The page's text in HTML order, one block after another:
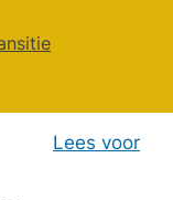
Lees voor